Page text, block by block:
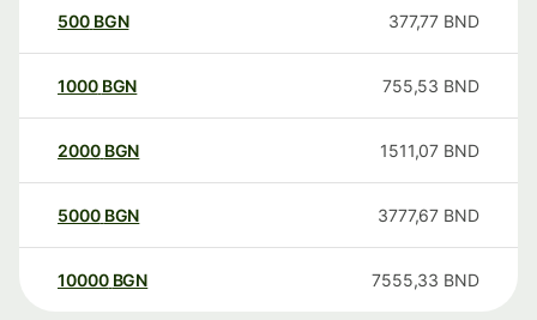
500 BGN 377,77 BND
1000 BGN 755,53 BND
2000 BGN 1511,07 BND
5000 BGN 3777,67 BND
10000 BGN 7555,33 BND